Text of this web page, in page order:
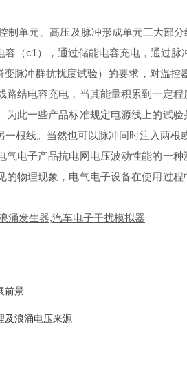
制单元、高压及脉冲形成单元三大部
（c1），通过储能电容充电，通过
冲群抗扰度试验）的要求，对温控
路结电容充电，当其能量积累到一定
为此一些产品标准规定电源线上的试
根线。当然也可以脉冲同时注入两根
子产品抗电网电压波动性能的一种
的物理现象，电气电子设备在使用过
涌发生器,汽车电子干扰模拟器
前景
及浪涌电压来源